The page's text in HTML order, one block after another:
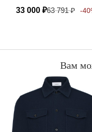
33 000 ₽63 791₽ -
Вам